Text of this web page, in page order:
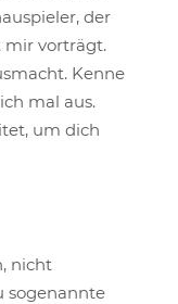
der
mir vorträgt.
Kenne
mal aus.
um dich
nicht
sogenannte